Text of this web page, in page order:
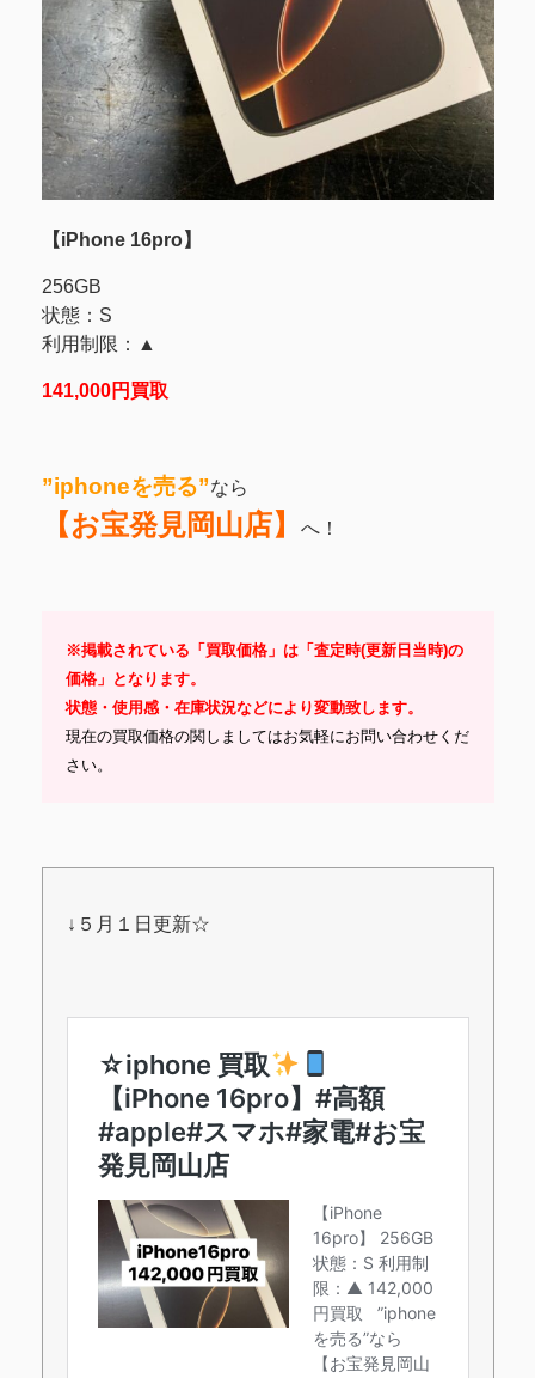
【iPhone 16pro】
256GB
状態：S
利用制限：▲
141,000円買取
”iphoneを売る”なら
【お宝発見岡山店】 へ！
※掲載されている「買取価格」は「査定時(更新日当時)の
価格」となります。
状態・使用感・在庫状況などにより変動致します。
現在の買取価格の関しましてはお気軽にお問い合わせくだ
さい。
↓５月１日更新☆